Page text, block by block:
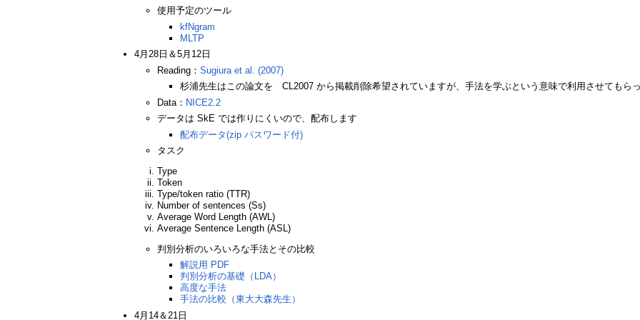
使用予定のツール
kfNgram
MLTP
4月28日＆5月12日
Reading：Sugiura et al. (2007)
杉浦先生はこの論文を CL2007 から掲載削除希望されていますが、手法を学ぶという意味で利用させてもら
Data： NICE2.2
データは SkE では作りにくいので、配布します
配布データ(zip パスワード付)
タスク
Type
Token
Type/token ratio (TTR)
Number of sentences (Ss)
Average Word Length (AWL)
Average Sentence Length (ASL)
判別分析のいろいろな手法とその比較
解説用 PDF
判別分析の基礎（LDA）
高度な手法
手法の比較（東大大森先生）
4月14＆21日